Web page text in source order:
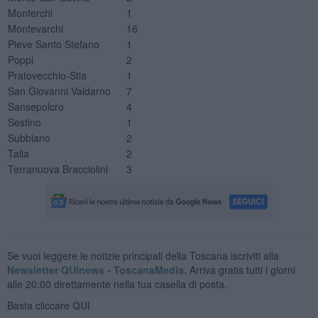
Monterchi
1
Montevarchi
16
Pieve Santo Stefano
1
Poppi
2
Pratovecchio-Stia
1
San Giovanni Valdarno
7
Sansepolcro
4
Sestino
1
Subbiano
2
Talla
2
Terranuova Bracciolini
3
Se vuoi leggere le notizie principali della Toscana iscriviti alla
Newsletter QUInews - ToscanaMedia. Arriva gratis tutti i giorni
alle 20:00 direttamente nella tua casella di posta.
Basta cliccare QUI